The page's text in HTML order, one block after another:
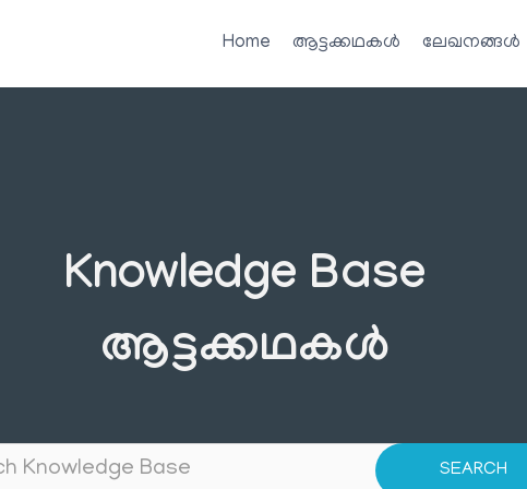
Home ആട്ടക്കഥകൾ ലേഖനങ്ങൾ
Knowledge Base
ആട്ടക്കഥകൾ